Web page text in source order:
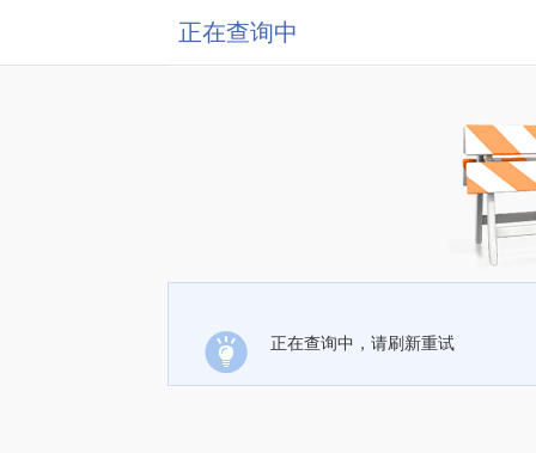
正在查询中
正在查询中，请刷新重试